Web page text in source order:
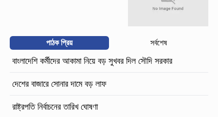
পাঠক প্রিয় সর্বশেষ
বাংলাদেশি কর্মীদের আকামা নিয়ে বড় সুখবর দিল সৌদি সরকার
দেশের বাজারে সোনার দামে বড় লাফ
রাষ্ট্রপতি নির্বাচনের তারিখ ঘোষণা